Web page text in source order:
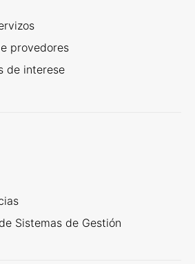
provedores
de interese
Sistemas de Gestión